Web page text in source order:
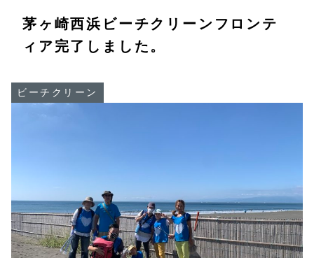
茅ヶ崎西浜ビーチクリーンフロンテ
ィア完了しました。
ビーチクリーン